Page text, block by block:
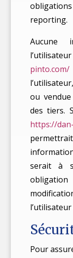
reporting.
Aucune
pinto.com/
ou
des tiers.
https://
serait à
Pour